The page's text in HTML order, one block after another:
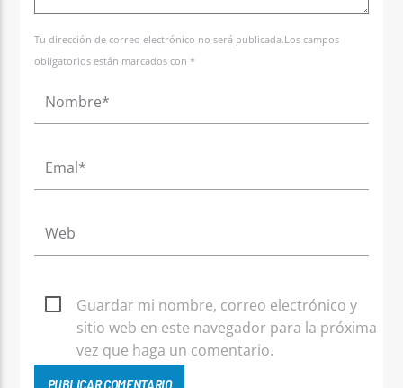
Tu dirección de correo electrónico no será publicada.Los campos
obligatorios están marcados con *
Guardar mi nombre, correo electrónico y
sitio web en este navegador para la próxima
vez que haga un comentario.